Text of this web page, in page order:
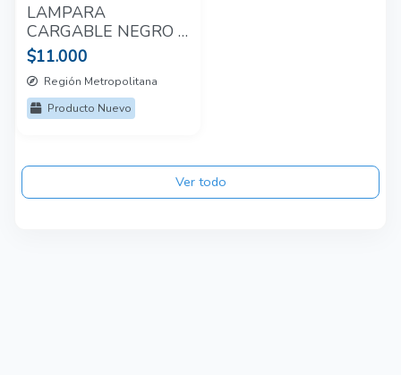
LAMPARA
CARGABLE NEGRO O
DORADA TACTIL
RECARGABLE 80LM
TRAE LAS TRES
TEMPERATURAS
3000K/4000K/6500K
$11.000
Región Metropolitana
Producto Nuevo
Ver todo